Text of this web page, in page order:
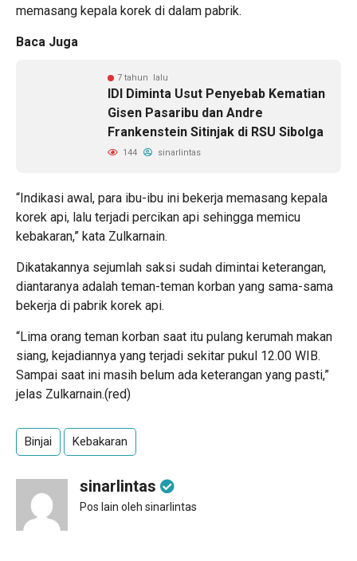
memasang kepala korek di dalam pabrik.
Baca Juga
7 tahun lalu
IDI Diminta Usut Penyebab Kematian
Gisen Pasaribu dan Andre
Frankenstein Sitinjak di RSU Sibolga
144 sinarlintas
“Indikasi awal, para ibu-ibu ini bekerja memasang kepala
korek api, lalu terjadi percikan api sehingga memicu
kebakaran,” kata Zulkarnain.
Dikatakannya sejumlah saksi sudah dimintai keterangan,
diantaranya adalah teman-teman korban yang sama-sama
bekerja di pabrik korek api.
“Lima orang teman korban saat itu pulang kerumah makan
siang, kejadiannya yang terjadi sekitar pukul 12.00 WIB.
Sampai saat ini masih belum ada keterangan yang pasti,”
jelas Zulkarnain.(red)
Binjai Kebakaran
sinarlintas
Pos lain oleh sinarlintas